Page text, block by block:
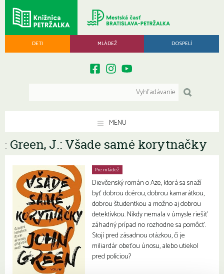
DETI MLÁDEŽ DOSPELÍ
MENU
: Green, J.: Všade samé korytnačky
Pre mládež
Dievčenský román o Aze, ktorá sa snaží
byť dobrou dcérou, dobrou kamarátkou,
dobrou študentkou a možno aj dobrou
detektívkou. Nikdy nemala v úmysle riešiť
záhadný prípad no rozhodne sa pomôcť.
Stojí pred zásadnou otázkou, či je
miliardár obeťou únosu, alebo utiekol
pred políciou?